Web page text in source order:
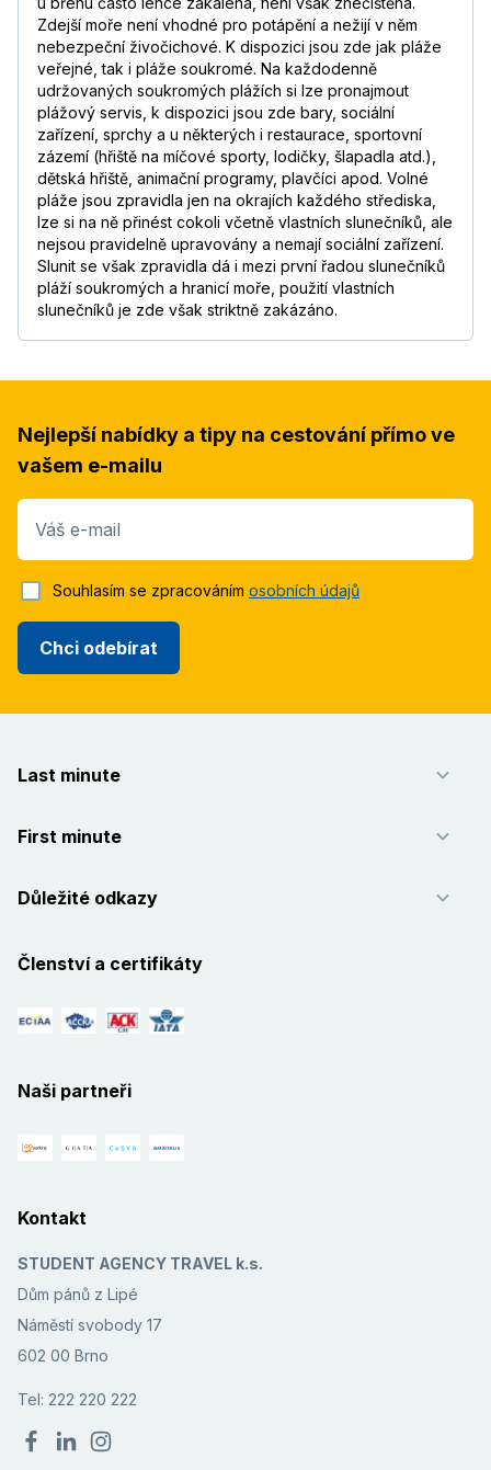
Zdejší moře není vhodné pro potápění a nežijí v něm
nebezpeční živočichové. K dispozici jsou zde jak pláže
veřejné, tak i pláže soukromé. Na každodenně
udržovaných soukromých plážích si lze pronajmout
plážový servis, k dispozici jsou zde bary, sociální
zařízení, sprchy a u některých i restaurace, sportovní
zázemí (hřiště na míčové sporty, lodičky, šlapadla atd.),
dětská hřiště, animační programy, plavčíci apod. Volné
pláže jsou zpravidla jen na okrajích každého střediska,
lze si na ně přinést cokoli včetně vlastních slunečníků, ale
nejsou pravidelně upravovány a nemají sociální zařízení.
Slunit se však zpravidla dá i mezi první řadou slunečníků
pláží soukromých a hranicí moře, použití vlastních
slunečníků je zde však striktně zakázáno.
Nejlepší nabídky a tipy na cestování přímo ve
vašem e-mailu
Váš e-mail
Chci odebírat
Souhlasím se zpracováním osobních údajů
Last minute
First minute
Důležité odkazy
Členství a certifikáty
Naši partneři
Kontakt
STUDENT AGENCY TRAVEL k.s.
Dům pánů z Lipé
Náměstí svobody 17
602 00 Brno
Tel: 222 220 222